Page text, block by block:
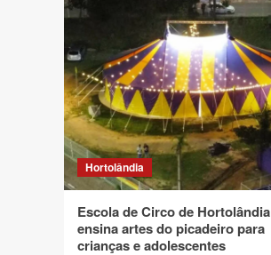
Hortolândia
Escola de Circo de Hortolândia
ensina artes do picadeiro para
crianças e adolescentes